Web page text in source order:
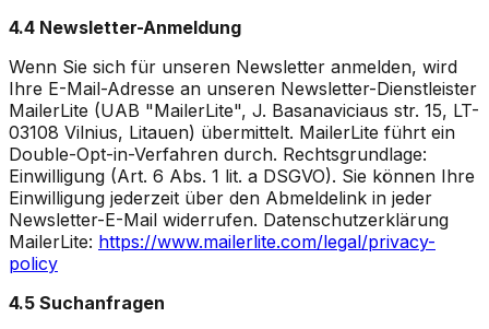
4.4 Newsletter-Anmeldung
Wenn Sie sich für unseren Newsletter anmelden, wird
Ihre E-Mail-Adresse an unseren Newsletter-Dienstleister
MailerLite (UAB "MailerLite", J. Basanaviciaus str. 15, LT-
03108 Vilnius, Litauen) übermittelt. MailerLite führt ein
Double-Opt-in-Verfahren durch. Rechtsgrundlage:
Einwilligung (Art. 6 Abs. 1 lit. a DSGVO). Sie können Ihre
Einwilligung jederzeit über den Abmeldelink in jeder
Newsletter-E-Mail widerrufen. Datenschutzerklärung
MailerLite: https://www.mailerlite.com/legal/privacy-
policy
4.5 Suchanfragen